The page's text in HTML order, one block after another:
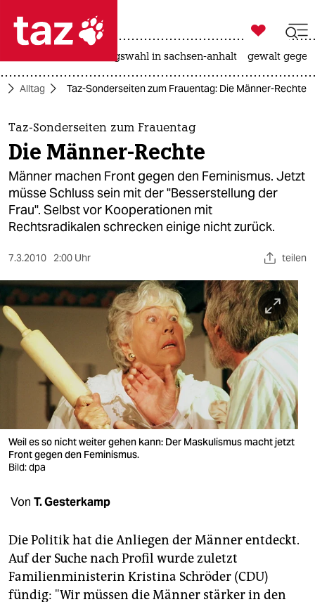
 taz zahl ich
taz zahl ich
themen
politik
öko
gesellschaft
kultur
sport
berlin
nord
wahrheit
verlag
veranstaltungen
unterstützen
abo

taz zahl ich
landtagswahl in sachsen-anhalt gewalt
Alltag Taz-Sonderseiten zum Frauentag: Die Männer-Rechte
Taz-Sonderseiten zum Frauentag
Die Männer-Rechte
Männer machen Front gegen den Feminismus. Jetzt
müsse Schluss sein mit der "Besserstellung der
Frau". Selbst vor Kooperationen mit
Rechtsradikalen schrecken einige nicht zurück.
7.3.2010 2:00 Uhr teilen
Weil es so nicht weiter gehen kann: Der Maskulismus macht jetzt
Front gegen den Feminismus.
Bild: dpa
Von T. Gesterkamp
Die Politik hat die Anliegen der Männer entdeckt.
Auf der Suche nach Profil wurde zuletzt
Familienministerin Kristina Schröder (CDU)
fündig: "Wir müssen die Männer stärker in den